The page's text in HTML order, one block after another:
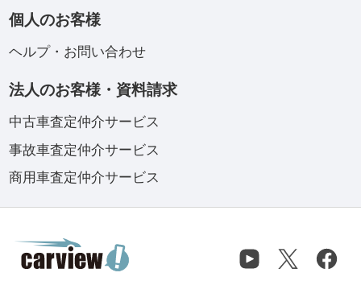
個人のお客様
ヘルプ・お問い合わせ
法人のお客様・資料請求
中古車査定仲介サービス
事故車査定仲介サービス
商用車査定仲介サービス